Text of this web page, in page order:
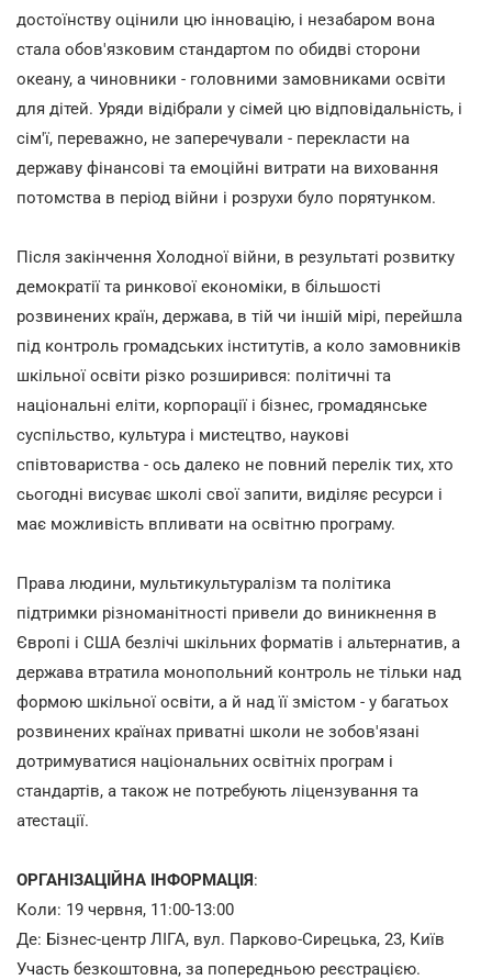
достоїнству оцінили цю інновацію, і незабаром вона
стала обов'язковим стандартом по обидві сторони
океану, а чиновники - головними замовниками освіти
для дітей. Уряди відібрали у сімей цю відповідальність, і
сім'ї, переважно, не заперечували - перекласти на
державу фінансові та емоційні витрати на виховання
потомства в період війни і розрухи було порятунком.
Після закінчення Холодної війни, в результаті розвитку
демократії та ринкової економіки, в більшості
розвинених країн, держава, в тій чи іншій мірі, перейшла
під контроль громадських інститутів, а коло замовників
шкільної освіти різко розширився: політичні та
національні еліти, корпорації і бізнес, громадянське
суспільство, культура і мистецтво, наукові
співтовариства - ось далеко не повний перелік тих, хто
сьогодні висуває школі свої запити, виділяє ресурси і
має можливість впливати на освітню програму.
Права людини, мультикультуралізм та політика
підтримки різноманітності привели до виникнення в
Європі і США безлічі шкільних форматів і альтернатив, а
держава втратила монопольний контроль не тільки над
формою шкільної освіти, а й над її змістом - у багатьох
розвинених країнах приватні школи не зобов'язані
дотримуватися національних освітніх програм і
стандартів, а також не потребують ліцензування та
атестації.
ОРГАНІЗАЦІЙНА ІНФОРМАЦІЯ:
Коли: 19 червня, 11:00-13:00
Де: Бізнес-центр ЛІГА, вул. Парково-Сирецька, 23, Київ
Участь безкоштовна, за попередньою реєстрацією.